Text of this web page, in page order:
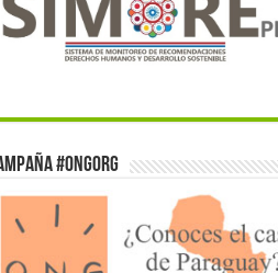
#ONGorg